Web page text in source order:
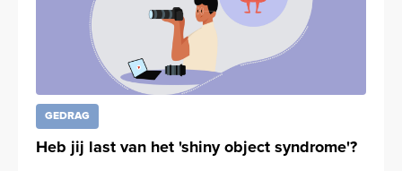
GEDRAG
Heb jij last van het 'shiny object syndrome'?